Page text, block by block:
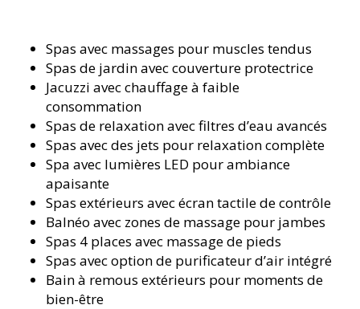
Spas avec massages pour muscles tendus
Spas de jardin avec couverture protectrice
Jacuzzi avec chauffage à faible
consommation
Spas de relaxation avec filtres d’eau avancés
Spas avec des jets pour relaxation complète
Spa avec lumières LED pour ambiance
apaisante
Spas extérieurs avec écran tactile de contrôle
Balnéo avec zones de massage pour jambes
Spas 4 places avec massage de pieds
Spas avec option de purificateur d’air intégré
Bain à remous extérieurs pour moments de
bien-être